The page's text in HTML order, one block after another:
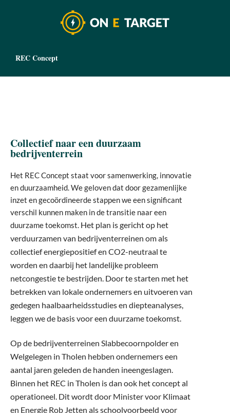
REC Concept
Collectief naar een duurzaam
bedrijventerrein
Het REC Concept staat voor samenwerking, innovatie
en duurzaamheid. We geloven dat door gezamenlijke
inzet en gecoördineerde stappen we een significant
verschil kunnen maken in de transitie naar een
duurzame toekomst. Het plan is gericht op het
verduurzamen van bedrijventerreinen om als
collectief energiepositief en CO2-neutraal te
worden en daarbij het landelijke probleem
netcongestie te bestrijden. Door te starten met het
betrekken van lokale ondernemers en uitvoeren van
gedegen haalbaarheidsstudies en diepteanalyses,
leggen we de basis voor een duurzame toekomst.
Op de bedrijventerreinen Slabbecoornpolder en
Welgelegen in Tholen hebben ondernemers een
aantal jaren geleden de handen ineengeslagen.
Binnen het REC in Tholen is dan ook het concept al
operationeel. Dit wordt door Minister voor Klimaat
en Energie Rob Jetten alsschoolvoorbeeld voor